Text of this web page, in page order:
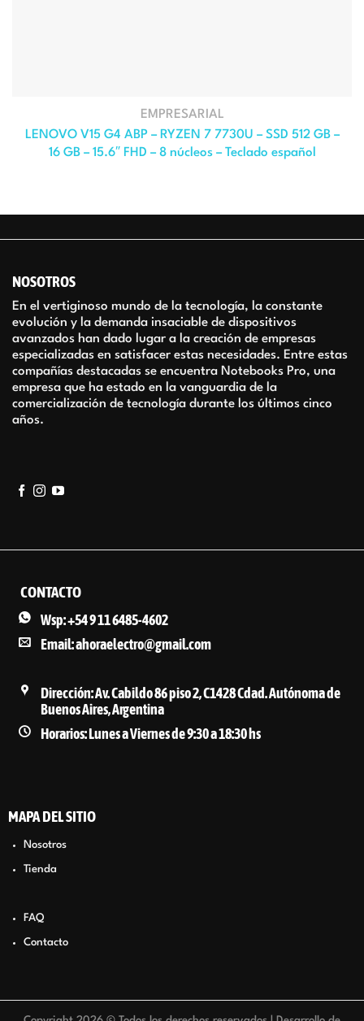
EMPRESARIAL
LENOVO V15 G4 ABP – RYZEN 7 7730U – SSD 512 GB –
16 GB – 15.6″ FHD – 8 núcleos – Teclado español
NOSOTROS
En el vertiginoso mundo de la tecnología, la constante
evolución y la demanda insaciable de dispositivos
avanzados han dado lugar a la creación de empresas
especializadas en satisfacer estas necesidades. Entre estas
compañías destacadas se encuentra Notebooks Pro, una
empresa que ha estado en la vanguardia de la
comercialización de tecnología durante los últimos cinco
años.
CONTACTO
Wsp: +54 9 11 6485-4602
Email: ahoraelectro@gmail.com
Dirección: Av. Cabildo 86 piso 2, C1428 Cdad. Autónoma de
Buenos Aires, Argentina
Horarios: Lunes a Viernes de 9:30 a 18:30 hs
MAPA DEL SITIO
Nosotros
Tienda
FAQ
Contacto